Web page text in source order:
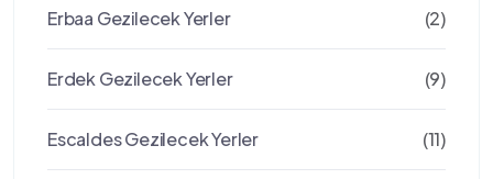
Erbaa Gezilecek Yerler (2)
Erdek Gezilecek Yerler (9)
Escaldes Gezilecek Yerler (11)